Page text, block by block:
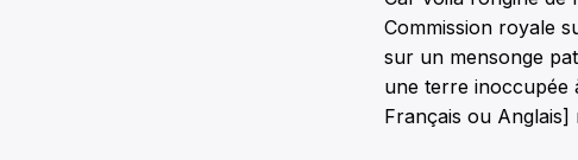
Commission royale
sur un mensonge
une terre inoccupée
Français ou Anglais]